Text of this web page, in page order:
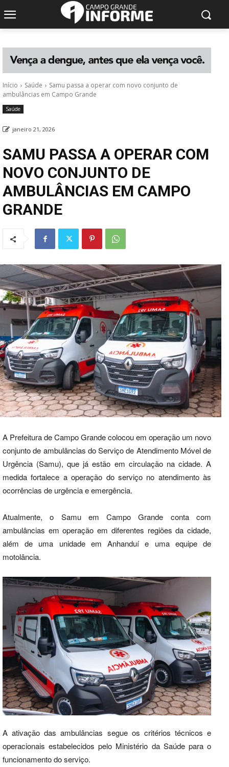
Início Saúde
Samu passa a operar com novo conjunto de
ambulâncias em Campo Grande
Saúde
janeiro 21, 2026
SAMU PASSA A OPERAR COM
NOVO CONJUNTO DE
AMBULÂNCIAS EM CAMPO
GRANDE
A Prefeitura de Campo Grande colocou em operação um novo
conjunto de ambulâncias do Serviço de Atendimento Móvel de
Urgência (Samu), que já estão em circulação na cidade. A
medida fortalece a operação do serviço no atendimento às
ocorrências de urgência e emergência.
Atualmente, o Samu em Campo Grande conta com
ambulâncias em operação em diferentes regiões da cidade,
além de uma unidade em Anhanduí e uma equipe de
motolância.
A ativação das ambulâncias segue os critérios técnicos e
operacionais estabelecidos pelo Ministério da Saúde para o
funcionamento do serviço.